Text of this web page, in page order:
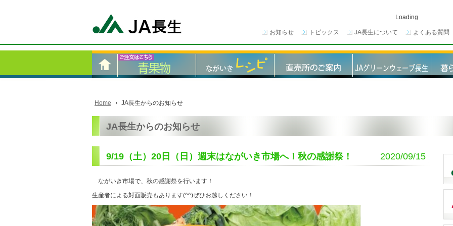
Loading
お知らせ トピックス JA長生について よくある質問
Home JA長生からのお知らせ
JA長生からのお知らせ
2020/09/15
9/19（土）20日（日）週末はながいき市場へ！秋の感謝祭！
ながいき市場で、秋の感謝祭を行います！
生産者による対面販売もあります(^^)ぜひお越しください！